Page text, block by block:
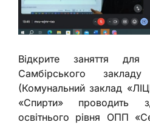
Відкрите заняття
Самбірського
(Комунальний заклад
«Спирти» проводить
освітнього рівня ОПП